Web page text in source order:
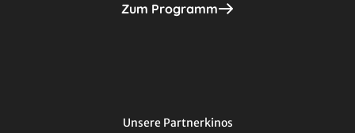
Zum Programm
Unsere Partnerkinos